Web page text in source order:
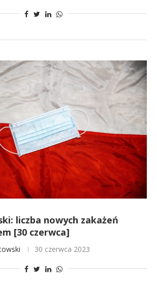
liczba nowych zakażeń
[30 czerwca]
30 czerwca 2023